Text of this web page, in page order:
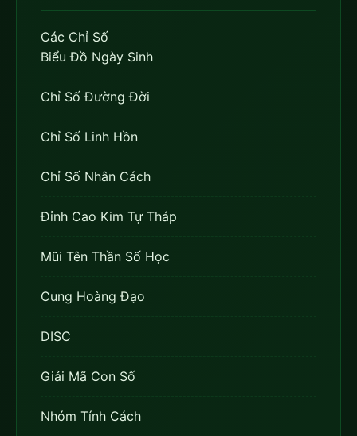
Các Chỉ Số
Biểu Đồ Ngày Sinh
Chỉ Số Đường Đời
Chỉ Số Linh Hồn
Chỉ Số Nhân Cách
Đỉnh Cao Kim Tự Tháp
Mũi Tên Thần Số Học
Cung Hoàng Đạo
DISC
Giải Mã Con Số
Nhóm Tính Cách